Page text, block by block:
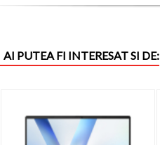
AI PUTEA FI INTERESAT SI DE: